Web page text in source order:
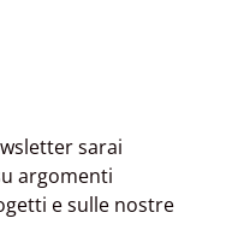
sarai
argomenti
e sulle nostre